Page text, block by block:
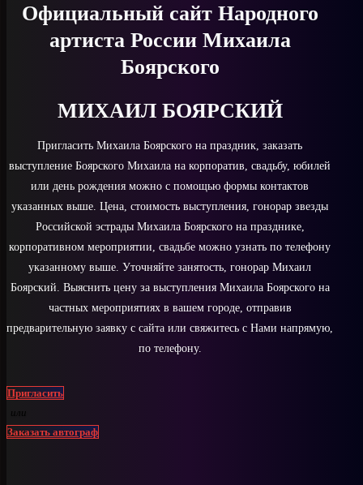
Официальный сайт Народного
артиста России Михаила
Боярского
МИХАИЛ БОЯРСКИЙ
Пригласить Михаила Боярского на праздник, заказать
выступление Боярского Михаила на корпоратив, свадьбу, юбилей
или день рождения можно с помощью формы контактов
указанных выше. Цена, стоимость выступления, гонорар звезды
Российской эстрады Михаила Боярского на празднике,
корпоративном мероприятии, свадьбе можно узнать по телефону
указанному выше. Уточняйте занятость, гонорар Михаил
Боярский. Выяснить цену за выступления Михаила Боярского на
частных мероприятиях в вашем городе, отправив
предварительную заявку с сайта или свяжитесь с Нами напрямую,
по телефону.
Пригласить
или
Заказать автограф